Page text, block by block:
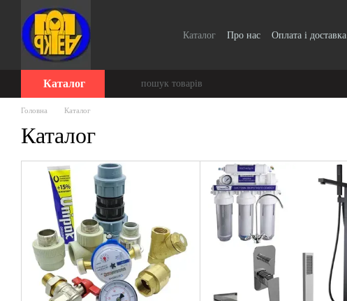
Перейти до основного контенту
Каталог Про нас Оплата і доставка
Каталог
Головна Каталог
Каталог